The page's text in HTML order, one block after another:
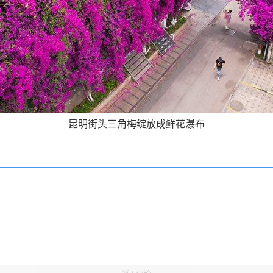
昆明街头三角梅绽放成鲜花瀑布